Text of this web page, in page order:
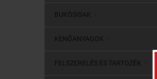
BUKÓSISAK
KENŐANYAGOK
FELSZERELÉS ÉS TARTOZÉK